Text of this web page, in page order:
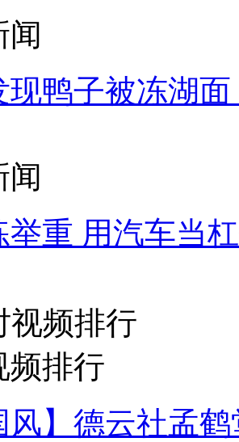
闻
现鸭子被冻湖
闻
举重 用汽车当
视频排行
频排行
风】德云社孟